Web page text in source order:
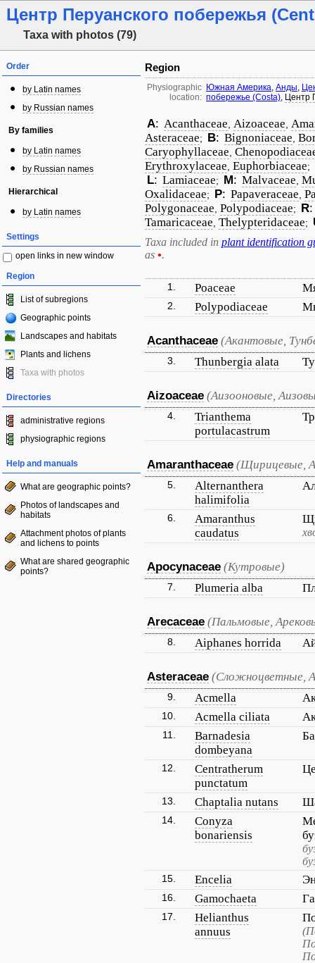
Центр Перуанского побережья
Taxa with photos (79)
Order
by Latin names
by Russian names
By families
by Latin names
by Russian names
Hierarchical
by Latin names
Settings
open links in new window
Region
List of subregions
Geographic points
Landscapes and habitats
Plants and lichens
Taxa with photos
Directories
administrative regions
physiographic regions
Help and manuals
What are geographic points?
Photos of landscapes and
habitats
Attachment photos of plants
and lichens to points
What are shared geographic
points?
Region
Physiographic
location:
Южная Америка, Анды,
побережье (Costa), Центр
A: Acanthaceae Aizoaceae
Asteraceae; B: Bignoniaceae
Caryophyllaceae
Erythroxylaceae Euphorbiaceae;
L: Lamiaceae; M: Malvaceae
Oxalidaceae; P: Papaveraceae
Polygonaceae Polypodiaceae; R:
Tamaricaceae Thelypteridaceae;
Taxa included in plant identification
as •.
1. Poaceae
2. Polypodiaceae
Acanthaceae (Акантовые,
3. Thunbergia alata
Aizoaceae (Аизооновые,
4.
Trianthema
portulacastrum
Amaranthaceae (Щирицевые,
5.
Alternanthera
halimifolia
6.
Amaranthus
caudatus
Apocynaceae (Кутровые)
7. Plumeria alba
Arecaceae (Пальмовые,
8. Aiphanes horrida
Asteraceae (Сложноцветные,
9. Acmella
10. Acmella ciliata
11.
Barnadesia
dombeyana
12.
Centratherum
punctatum
13. Chaptalia nutans
14.
Conyza
bonariensis
15. Encelia
16. Gamochaeta
17.
Helianthus
annuus